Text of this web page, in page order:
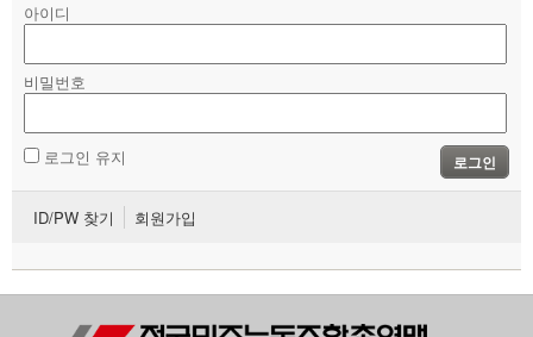
아이디
비밀번호
로그인 유지 로그인
ID/PW 찾기 회원가입
- 바로보기
- 찾아보기
- 전국 노동상담소 안내
자료
부설기관